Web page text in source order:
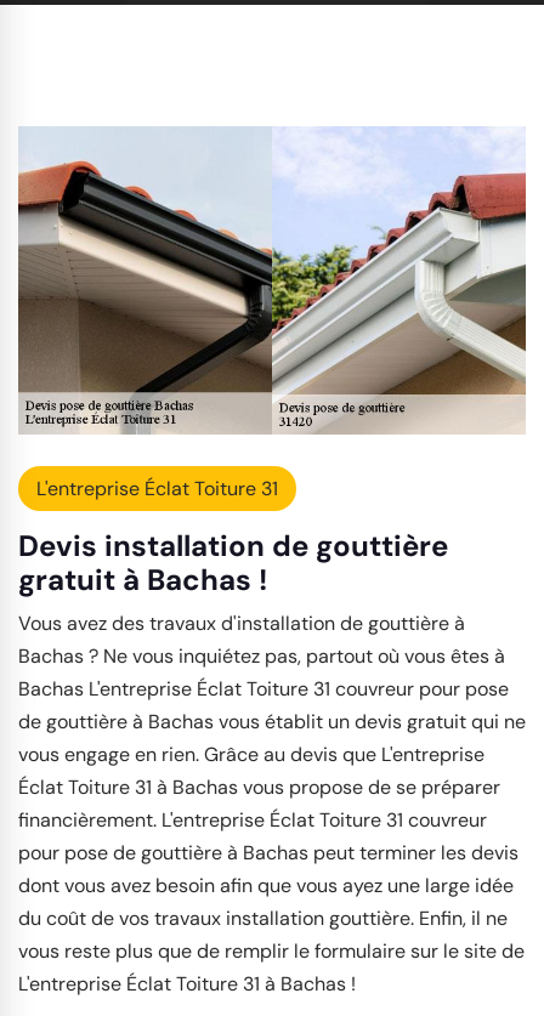
L'entreprise Éclat Toiture 31
Devis installation de gouttière
gratuit à Bachas !
Vous avez des travaux d'installation de gouttière à
Bachas ? Ne vous inquiétez pas, partout où vous êtes à
Bachas L'entreprise Éclat Toiture 31 couvreur pour pose
de gouttière à Bachas vous établit un devis gratuit qui ne
vous engage en rien. Grâce au devis que L'entreprise
Éclat Toiture 31 à Bachas vous propose de se préparer
financièrement. L'entreprise Éclat Toiture 31 couvreur
pour pose de gouttière à Bachas peut terminer les devis
dont vous avez besoin afin que vous ayez une large idée
du coût de vos travaux installation gouttière. Enfin, il ne
vous reste plus que de remplir le formulaire sur le site de
L'entreprise Éclat Toiture 31 à Bachas !